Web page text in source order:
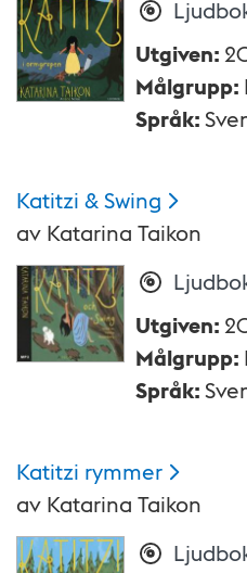
Utgiven:
Målgrupp:
Språk:
Katitzi &Swing
av Katarina Taikon
Utgiven:
Målgrupp:
Språk:
Katitzi rymmer
av Katarina Taikon